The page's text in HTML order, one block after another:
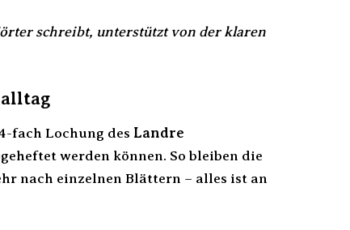
schreibt, unterstützt von der klaren
fach Lochung des Landre
werden können. So bleiben die
nach einzelnen Blättern – alles ist an